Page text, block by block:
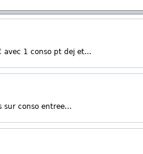
avec 1 conso pt dej et...
sur conso entree...